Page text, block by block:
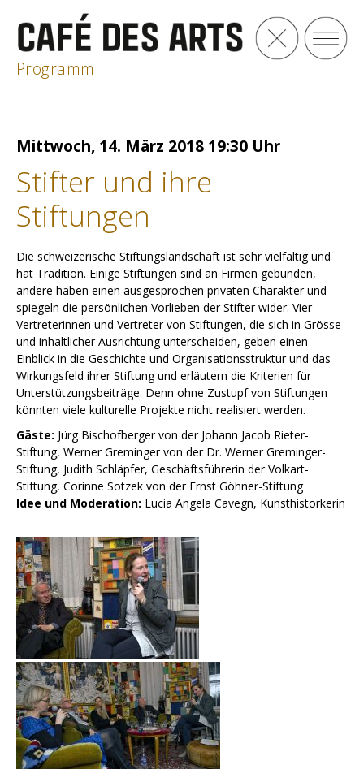
Programm
Mittwoch, 14. März 2018 19:30 Uhr
Stifter und ihre
Stiftungen
Die schweizerische Stiftungslandschaft ist sehr vielfältig und
hat Tradition. Einige Stiftungen sind an Firmen gebunden,
andere haben einen ausgesprochen privaten Charakter und
spiegeln die persönlichen Vorlieben der Stifter wider. Vier
Vertreterinnen und Vertreter von Stiftungen, die sich in Grösse
und inhaltlicher Ausrichtung unterscheiden, geben einen
Einblick in die Geschichte und Organisationsstruktur und das
Wirkungsfeld ihrer Stiftung und erläutern die Kriterien für
Unterstützungsbeiträge. Denn ohne Zustupf von Stiftungen
könnten viele kulturelle Projekte nicht realisiert werden.
Gäste: Jürg Bischofberger von der Johann Jacob Rieter-
Stiftung, Werner Greminger von der Dr. Werner Greminger-
Stiftung, Judith Schläpfer, Geschäftsführerin der Volkart-
Stiftung, Corinne Sotzek von der Ernst Göhner-Stiftung
Idee und Moderation: Lucia Angela Cavegn, Kunsthistorkerin